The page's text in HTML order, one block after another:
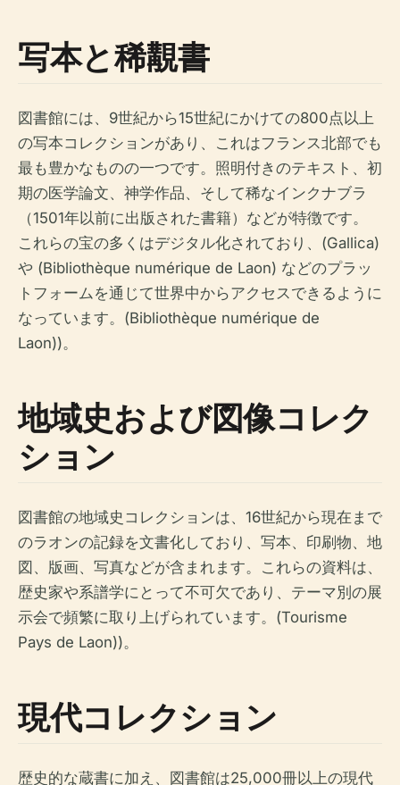
写本と稀覯書
図書館には、9世紀から15世紀にかけての800点以上
の写本コレクションがあり、これはフランス北部でも
最も豊かなものの一つです。照明付きのテキスト、初
期の医学論文、神学作品、そして稀なインクナブラ
（1501年以前に出版された書籍）などが特徴です。
これらの宝の多くはデジタル化されており、(Gallica)
や (Bibliothèque numérique de Laon) などのプラッ
トフォームを通じて世界中からアクセスできるように
なっています。(Bibliothèque numérique de
Laon))。
地域史および図像コレク
ション
図書館の地域史コレクションは、16世紀から現在まで
のラオンの記録を文書化しており、写本、印刷物、地
図、版画、写真などが含まれます。これらの資料は、
歴史家や系譜学にとって不可欠であり、テーマ別の展
示会で頻繁に取り上げられています。(Tourisme
Pays de Laon))。
現代コレクション
歴史的な蔵書に加え、図書館は25,000冊以上の現代